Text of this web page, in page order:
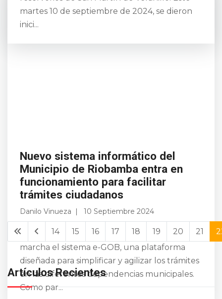
martes 10 de septiembre de 2024, se dieron
inici...
Nuevo sistema informático del
Municipio de Riobamba entra en
funcionamiento para facilitar
trámites ciudadanos
Danilo Vinueza 10 Septiembre 2024
El Municipio de Riobamba ha puesto en
marcha el sistema e-GOB, una plataforma
diseñada para simplificar y agilizar los trámites
en las diferentes dependencias municipales.
Como par...
14 15 16 17 18 19 20 21
Artículos Recientes